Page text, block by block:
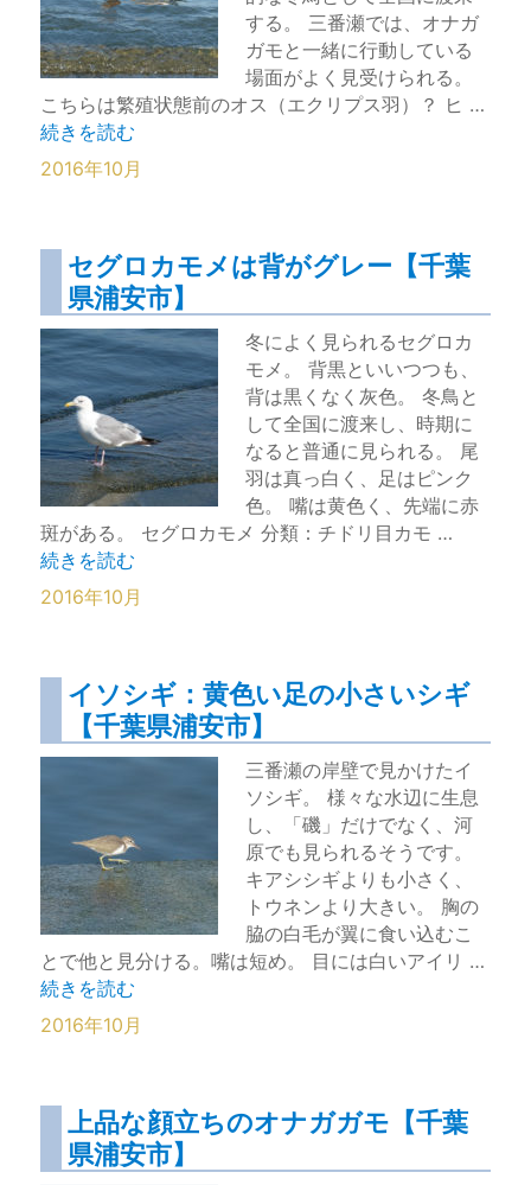
する。 三番瀬では、オナガ
ガモと一緒に行動している
場面がよく見受けられる。
こちらは繁殖状態前のオス（エクリプス羽）？ ヒ …
“モヒカン模様のヒドリガモ【千葉県浦安市】” の
続きを読む
2016年10月
セグロカモメは背がグレー【千葉
県浦安市】
冬によく見られるセグロカ
モメ。 背黒といいつつも、
背は黒くなく灰色。 冬鳥と
して全国に渡来し、時期に
なると普通に見られる。 尾
羽は真っ白く、足はピンク
色。 嘴は黄色く、先端に赤
斑がある。 セグロカモメ 分類：チドリ目カモ …
“セグロカモメは背がグレー【千葉県浦安市】” の
続きを読む
2016年10月
イソシギ：黄色い足の小さいシギ
【千葉県浦安市】
三番瀬の岸壁で見かけたイ
ソシギ。 様々な水辺に生息
し、「磯」だけでなく、河
原でも見られるそうです。
キアシシギよりも小さく、
トウネンより大きい。 胸の
脇の白毛が翼に食い込むこ
とで他と見分ける。嘴は短め。 目には白いアイリ …
“イソシギ：黄色い足の小さいシギ【千葉県浦安市】” の
続きを読む
2016年10月
上品な顔立ちのオナガガモ【千葉
県浦安市】